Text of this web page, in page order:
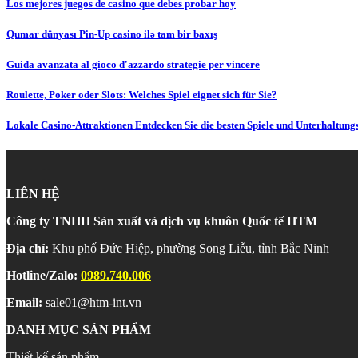
Los mejores juegos de casino que debes probar hoy
Qumar dünyası Pin-Up casino ilə tam bir baxış
Guida avanzata al gioco d'azzardo strategie per vincere
Roulette, Poker oder Slots: Welches Spiel eignet sich für Sie?
Lokale Casino-Attraktionen Entdecken Sie die besten Spiele und
LIÊN HỆ
Công ty TNHH Sản xuất và dịch vụ khuôn Quốc tế HTM
Địa chỉ: Khu phố Đức Hiệp, phường Song Liễu, tỉnh Bắc Ninh
Hotline/Zalo: 0989.740.006
Email: sale01@htm-int.vn
DANH MỤC SẢN PHẨM